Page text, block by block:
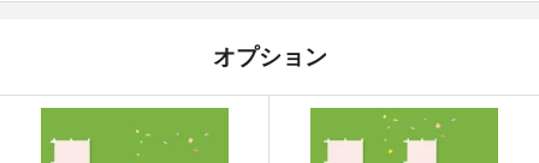
オプション